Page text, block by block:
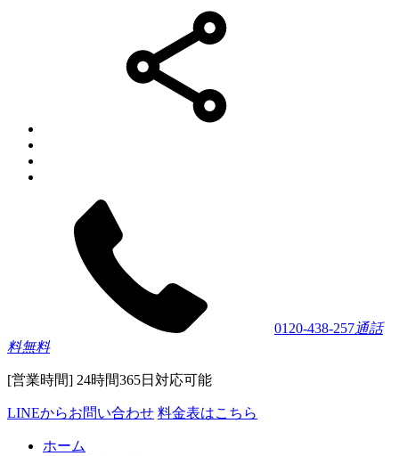
0120-438-257通話
料無料
[営業時間] 24時間365日対応可能
LINEからお問い合わせ 料金表はこちら
ホーム